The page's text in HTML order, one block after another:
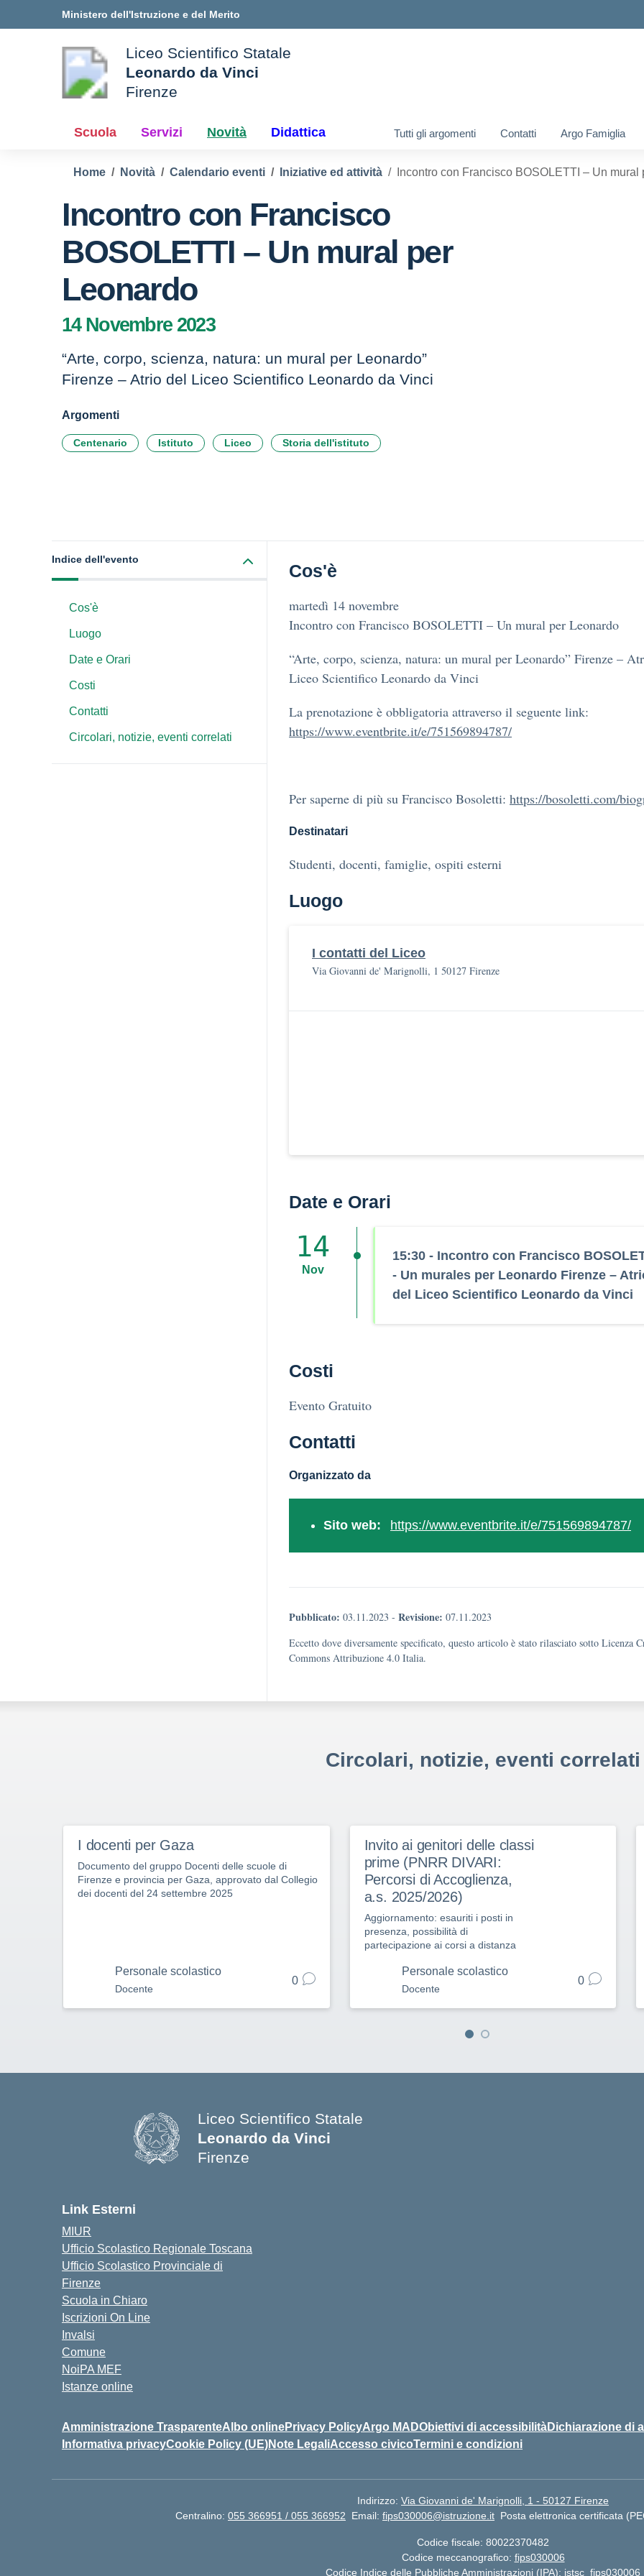
Ministero dell'Istruzione e del Merito
della scuola
Liceo Scientifico Statale
Leonardo da Vinci
Firenze
Scuola Servizi Novità Didattica Tutti gli argomenti Contatti Argo Famiglia
Home Novità Calendario eventi Iniziative ed attività Incontro con Francisco BOSOLETTI – Un mural
Incontro con Francisco
BOSOLETTI – Un mural per
Leonardo
14 Novembre 2023
“Arte, corpo, scienza, natura: un mural per Leonardo”
Firenze – Atrio del Liceo Scientifico Leonardo da Vinci
Argomenti
Centenario Istituto Liceo Storia dell'istituto
Indice dell'evento
Cos'è
Luogo
Date e Orari
Costi
Contatti
Circolari, notizie, eventi correlati
Cos'è
martedì 14 novembre
Incontro con Francisco BOSOLETTI – Un mural per Leonardo
“Arte, corpo, scienza, natura: un mural per Leonardo” Firenze –
Liceo Scientifico Leonardo da Vinci
La prenotazione è obbligatoria attraverso il seguente link:
https://www.eventbrite.it/e/751569894787/
Per saperne di più su Francisco Bosoletti: https://bosoletti.com/
Destinatari
Studenti, docenti, famiglie, ospiti esterni
Luogo
I contatti del Liceo
Via Giovanni de' Marignolli, 1 50127 Firenze
Date e Orari
14
Nov
15:30 - Incontro con Francisco
- Un murales per Leonardo Firenze –
del Liceo Scientifico Leonardo da Vinci
Costi
Evento Gratuito
Contatti
Organizzato da
Sito web: https://www.eventbrite.it/e/751569894787/
Pubblicato: 03.11.2023 - Revisione: 07.11.2023
Eccetto dove diversamente specificato, questo articolo è stato rilasciato sotto Licenza
Commons Attribuzione 4.0 Italia.
Circolari, notizie, eventi correlati
I docenti per Gaza
Documento del gruppo Docenti delle scuole di
Firenze e provincia per Gaza, approvato dal Collegio
dei docenti del 24 settembre 2025
Personale scolastico
Docente
0
Invito ai genitori delle classi
prime (PNRR DIVARI:
Percorsi di Accoglienza,
a.s. 2025/2026)
Aggiornamento: esauriti i posti in
presenza, possibilità di
partecipazione ai corsi a distanza
Personale scolastico
Docente
0
Liceo Scientifico Statale
Leonardo da Vinci
Firenze
Link Esterni
MIUR
Ufficio Scolastico Regionale Toscana
Ufficio Scolastico Provinciale di
Firenze
Scuola in Chiaro
Iscrizioni On Line
Invalsi
Comune
NoiPA MEF
Istanze online
Amministrazione TrasparenteAlbo onlinePrivacy PolicyArgo MADObiettivi di accessibilitàDichiarazione di
Informativa privacyCookie Policy (UE)Note LegaliAccesso civicoTermini e condizioni
Indirizzo: Via Giovanni de' Marignolli, 1 - 50127 Firenze
Centralino: 055 366951 / 055 366952 Email: fips030006@istruzione.it Posta elettronica certificata
Codice fiscale: 80022370482
Codice meccanografico: fips030006
Codice Indice delle Pubbliche Amministrazioni (IPA): istsc_fips030006